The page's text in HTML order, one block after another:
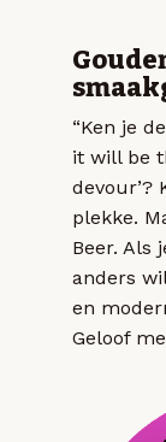
“Ken je
it will be
devour’?
plekke.
Beer. Als
anders
en
Geloof